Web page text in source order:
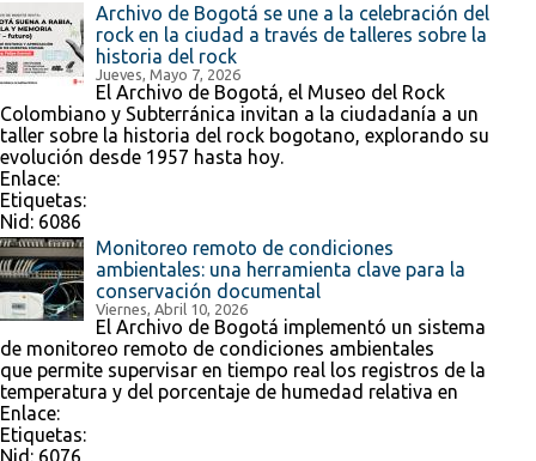
Archivo de Bogotá se une a la celebración del
rock en la ciudad a través de talleres sobre la
historia del rock
Jueves, Mayo 7, 2026
El Archivo de Bogotá, el Museo del Rock
Colombiano y Subterránica invitan a la ciudadanía a un
taller sobre la historia del rock bogotano, explorando su
evolución desde 1957 hasta hoy.
Enlace:
Etiquetas:
Nid: 6086
Monitoreo remoto de condiciones
ambientales: una herramienta clave para la
conservación documental
Viernes, Abril 10, 2026
El Archivo de Bogotá implementó un sistema
de monitoreo remoto de condiciones ambientales
que permite supervisar en tiempo real los registros de la
temperatura y del porcentaje de humedad relativa en
Enlace:
Etiquetas:
Nid: 6076